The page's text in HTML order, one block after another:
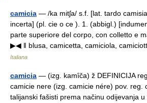
camicia — /ka mitʃa/ s.f. [lat. tardo
incerta] (pl. cie o ce ). 1. (abbigl.)
parte superiore del corpo, con colletto e
▶◀ ‖ blusa, camicetta, camiciola,
Italiana
camicia — (izg. kamȋča) ž DEFINICIJA
camicie nere (izg. camicie nére) pov. reg.
talijanski fašisti prema načinu odijevanja